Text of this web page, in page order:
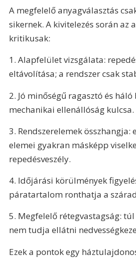
A megfelelő anyagválasztás
sikernek. A kivitelezés során az
kritikusak:
1. Alapfelület vizsgálata:
eltávolítása; a rendszer csak
2. Jó minőségű ragasztó és háló
mechanikai ellenállóság kulcsa.
3. Rendszerelemek összhangja:
elemei gyakran másképp
repedésveszély.
4. Időjárási körülmények
páratartalom ronthatja a
5. Megfelelő rétegvastagság:
nem tudja ellátni
Ezek a pontok egy